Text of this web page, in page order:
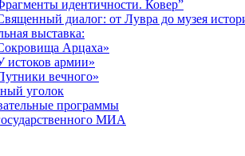
идентичности. Ковер”
диалог: от Лувра до музея
выставка:
Арцаха»
истоков армии»
вечного»
уголок
программы
МИА